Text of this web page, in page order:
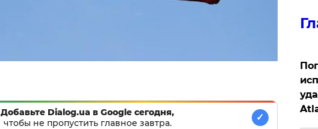
Добавьте Dialog.ua в Google сегодня,
чтобы не пропустить главное завтра.
✓